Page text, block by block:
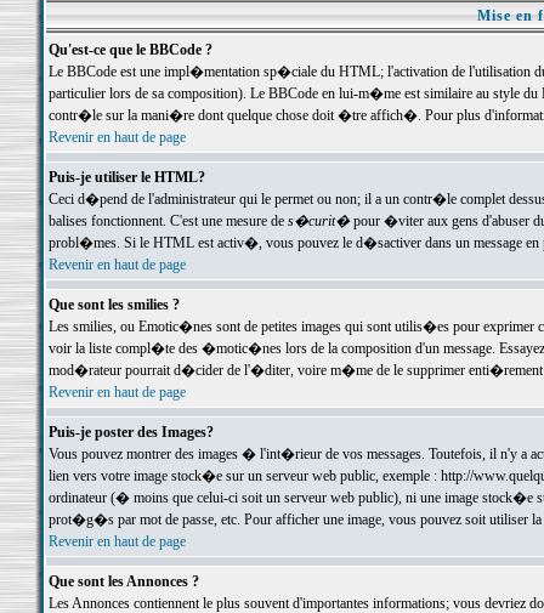
Mise en
Qu'est-ce que le BBCode ?
Le BBCode est une impl�mentation sp�ciale du HTML; l'activation de l'utilisation
particulier lors de sa composition). Le BBCode en lui-m�me est similaire au style
contr�le sur la mani�re dont quelque chose doit �tre affich�. Pour plus
Revenir en haut de page
Puis-je utiliser le HTML?
Ceci d�pend de l'administrateur qui le permet ou non; il a un contr�le complet
balises fonctionnent. C'est une mesure de s�curit�pour �viter aux gens d'abuser
probl�mes. Si le HTML est activ�, vous pouvez le d�sactiver dans un message en
Revenir en haut de page
Que sont les smilies ?
Les smilies, ou Emotic�nes sont de petites images qui sont utilis�es pour exprimer
voir la liste compl�te des �motic�nes lors de la composition d'un message.
mod�rateur pourrait d�cider de l'�diter, voire m�me de le supprimer
Revenir en haut de page
Puis-je poster des Images?
Vous pouvez montrer des images � l'int�rieur de vos messages. Toutefois, il n'y a
lien vers votre image stock�e sur un serveur web public, exemple : http://
ordinateur (� moins que celui-ci soit un serveur web public), ni une image stock�e
prot�g�s par mot de passe, etc. Pour afficher une image, vous pouvez soit
Revenir en haut de page
Que sont les Annonces ?
Les Annonces contiennent le plus souvent d'importantes informations; vous devriez